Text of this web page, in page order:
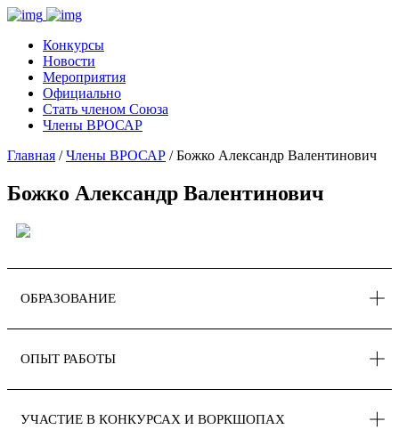
Конкурсы
Новости
Мероприятия
Официально
Стать членом Союза
Члены ВРОСАР
Главная /Члены ВРОСАР / Божко Александр Валентинович
Божко Александр Валентинович
ОБРАЗОВАНИЕ
ОПЫТ РАБОТЫ
УЧАСТИЕ В КОНКУРСАХ И ВОРКШОПАХ